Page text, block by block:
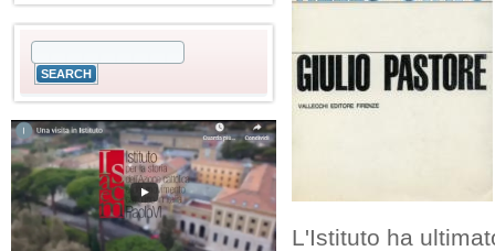
L'Istituto ha